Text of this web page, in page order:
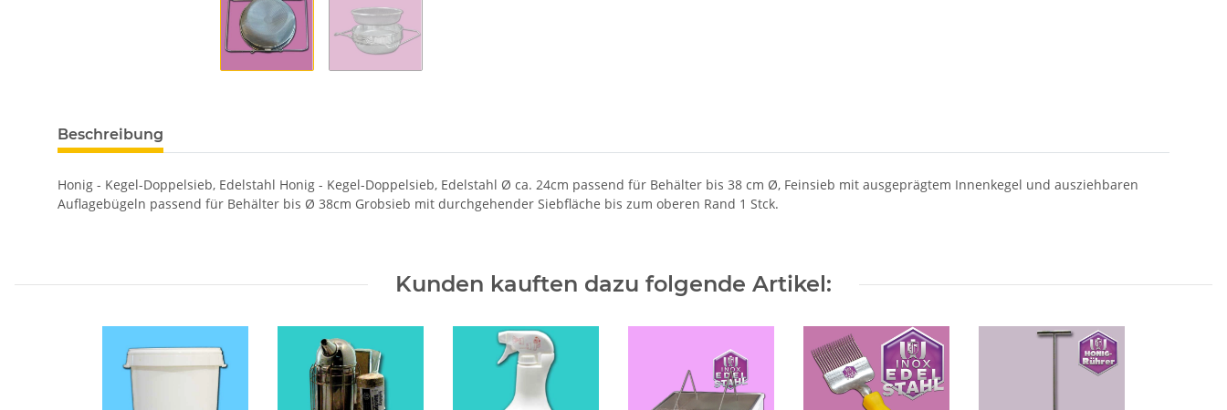
Beschreibung
Honig - Kegel-Doppelsieb, Edelstahl Honig - Kegel-Doppelsieb, Edelstahl Ø ca. 24cm passend für Behälter bis 38 cm Ø, Feinsieb mit ausgeprägtem Innenkegel und ausziehbaren
Auflagebügeln passend für Behälter bis Ø 38cm Grobsieb mit durchgehender Siebfläche bis zum oberen Rand 1 Stck.
Kunden kauften dazu folgende Artikel: